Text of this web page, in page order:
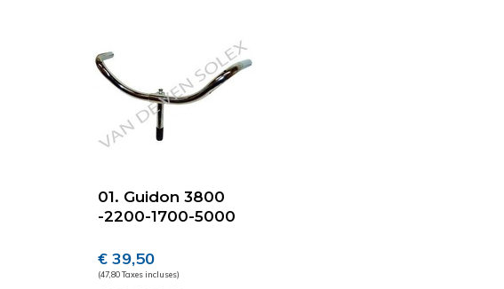
01. Guidon 3800
-2200-1700-5000
€ 39,50
(47,80 Taxes incluses)